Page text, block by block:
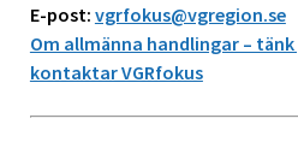
E-post: vgrfokus@vgregion.se
Om allmänna handlingar –
kontaktar VGRfokus